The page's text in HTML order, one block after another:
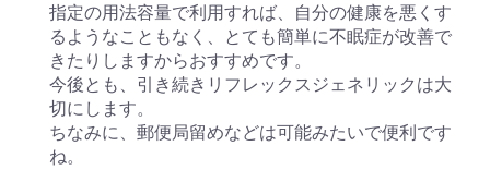
指定の用法容量で利用すれば、自分の健康を悪くす
るようなこともなく、とても簡単に不眠症が改善で
きたりしますからおすすめです。
今後とも、引き続きリフレックスジェネリックは大
切にします。
ちなみに、郵便局留めなどは可能みたいで便利です
ね。